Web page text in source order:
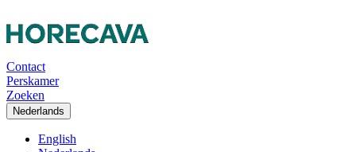
Contact
Perskamer
Zoeken
Nederlands
English